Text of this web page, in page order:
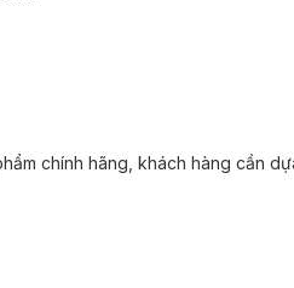
chính hãng, khách hàng cần